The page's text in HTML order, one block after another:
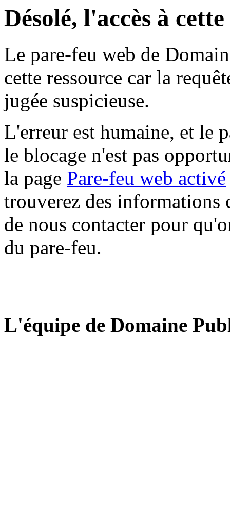
Désolé, l'accès à
Le pare-feu web de
cette ressource car la
jugée suspicieuse.
L'erreur est humaine, et le
le blocage n'est pas
la page Pare-feu web activé
trouverez des informations
de nous contacter pour
du pare-feu.
L'équipe de Domaine